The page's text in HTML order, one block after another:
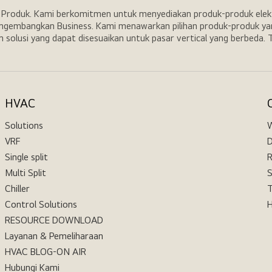
Kami berkomitmen untuk menyediakan produk-produk
Business. Kami menawarkan pilihan produk-produk
solusi yang dapat disesuaikan untuk pasar vertical yang
HVAC
Solutions
VRF
Single split
Multi Split
Chiller
Control Solutions
RESOURCE DOWNLOAD
Layanan & Pemeliharaan
HVAC BLOG-ON AIR
Hubungi Kami